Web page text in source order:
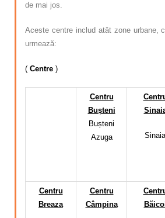
de mai jos.
Aceste centre includ atât zone urbane,
urmează:
( Centre )
Centru
Bușteni
Bușteni
Azuga
Sinaia
Centru
Breaza
Centru
Câmpina